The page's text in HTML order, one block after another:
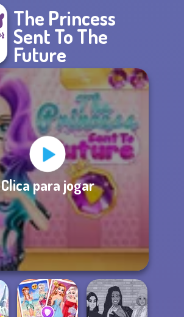
The Princess
Sent To The
Future
Clica para jogar